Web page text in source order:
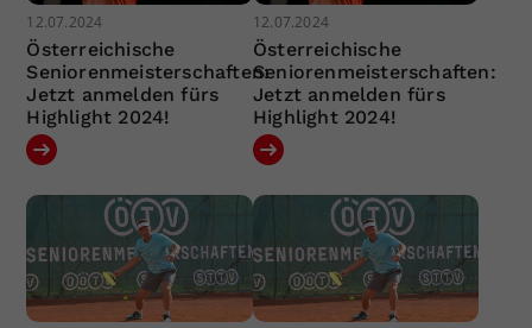
12.07.2024
Österreichische
Seniorenmeisterschaften:
Jetzt anmelden fürs
Highlight 2024!
12.07.2024
Österreichische
Seniorenmeisterschaften:
Jetzt anmelden fürs
Highlight 2024!